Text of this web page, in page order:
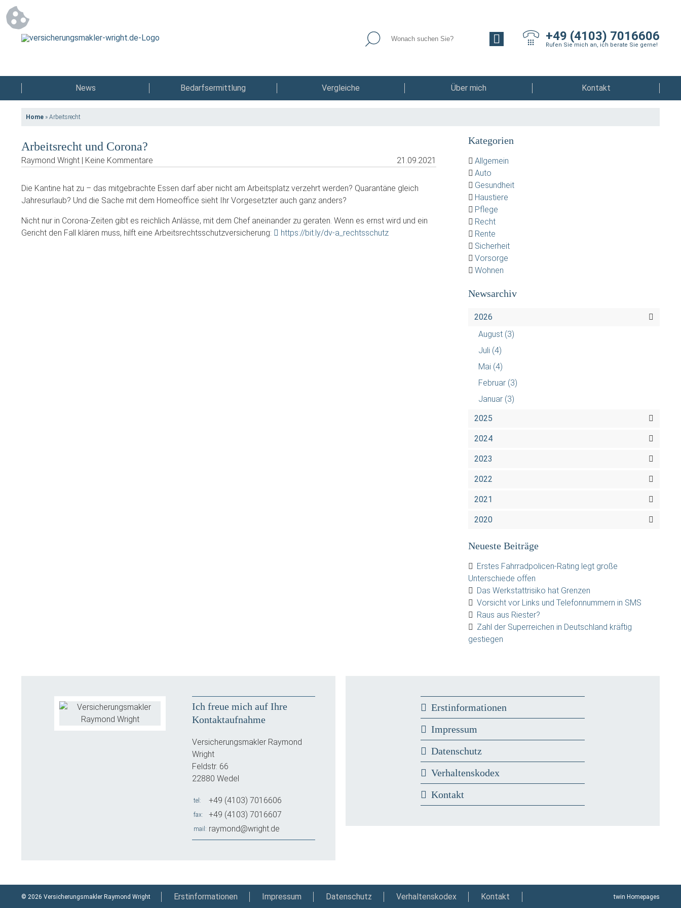
+49 (4103) 7016606
Rufen Sie mich an, ich berate Sie gerne!
News Bedarfsermittlung Vergleiche Über mich Kontakt
Home » Arbeitsrecht
Arbeitsrecht und Corona?
Raymond Wright | Keine Kommentare 21.09.2021
Die Kantine hat zu – das mitgebrachte Essen darf aber nicht am Arbeitsplatz verzehrt werden? Quarantäne gleich
Jahresurlaub? Und die Sache mit dem Homeoffice sieht Ihr Vorgesetzter auch ganz anders?
Nicht nur in Corona-Zeiten gibt es reichlich Anlässe, mit dem Chef aneinander zu geraten. Wenn es ernst wird und ein
Gericht den Fall klären muss, hilft eine Arbeitsrechtsschutzversicherung:
https://bit.ly/dv-a_rechtsschutz
Kategorien
Allgemein
Auto
Gesundheit
Haustiere
Pflege
Recht
Rente
Sicherheit
Vorsorge
Wohnen
Newsarchiv
2026
August (3)
Juli (4)
Mai (4)
Februar (3)
Januar (3)
2025
2024
2023
2022
2021
2020
Neueste Beiträge
Erstes Fahrradpolicen-Rating legt große
Unterschiede offen
Das Werkstattrisiko hat Grenzen
Vorsicht vor Links und Telefonnummern in SMS
Raus aus Riester?
Zahl der Superreichen in Deutschland kräftig
gestiegen
Ich freue mich auf Ihre
Kontaktaufnahme
Versicherungsmakler Raymond
Wright
Feldstr. 66
22880 Wedel
tel +49 (4103) 7016606
fax +49 (4103) 7016607
mail raymond@wright.de
Erstinformationen
Impressum
Datenschutz
Verhaltenskodex
Kontakt
Erstinformationen Impressum Datenschutz Verhaltenskodex Kontakt
© 2026 Versicherungsmakler Raymond Wright twin Homepages